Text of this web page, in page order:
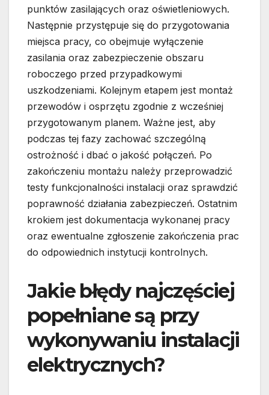
punktów zasilających oraz oświetleniowych.
Następnie przystępuje się do przygotowania
miejsca pracy, co obejmuje wyłączenie
zasilania oraz zabezpieczenie obszaru
roboczego przed przypadkowymi
uszkodzeniami. Kolejnym etapem jest montaż
przewodów i osprzętu zgodnie z wcześniej
przygotowanym planem. Ważne jest, aby
podczas tej fazy zachować szczególną
ostrożność i dbać o jakość połączeń. Po
zakończeniu montażu należy przeprowadzić
testy funkcjonalności instalacji oraz sprawdzić
poprawność działania zabezpieczeń. Ostatnim
krokiem jest dokumentacja wykonanej pracy
oraz ewentualne zgłoszenie zakończenia prac
do odpowiednich instytucji kontrolnych.
Jakie błędy najczęściej
popełniane są przy
wykonywaniu instalacji
elektrycznych?